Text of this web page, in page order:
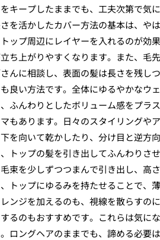
キープしたままでも、工夫次第で気
を活かしたカバー方法の基本は、や
ップ周辺にレイヤーを入れるのが効
ち上がりやすくなります。また、毛
んに相談し、表面の髪は長さを残し
良い方法です。全体にゆるやかなウ
ふんわりとしたボリューム感をプラ
もあります。日々のスタイリングや
を向いて乾かしたり、分け目と逆方
トップの髪を引き出してふんわりさ
束を少しずつつまんで引き出し、高
トップにゆるみを持たせることで、
ンジを加えるのも、視線を散らすの
るのもおすすめです。これらは気に
ロングヘアのままでも、諦める必要